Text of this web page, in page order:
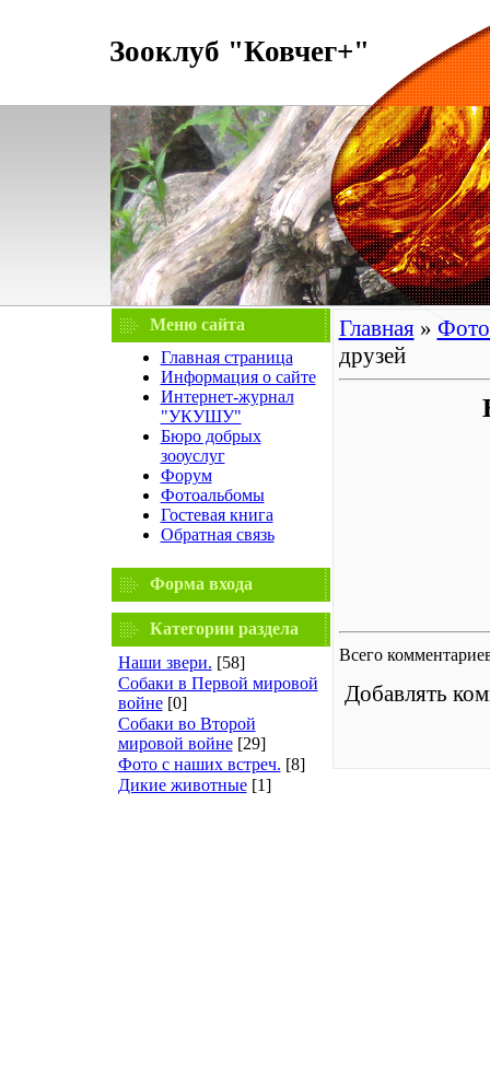
Зооклуб "Ковчег+"
Меню сайта
Главная страница
Информация о сайте
Интернет-журнал
"УКУШУ"
Бюро добрых
зооуслуг
Форум
Фотоальбомы
Гостевая книга
Обратная связь
Форма входа
Категории раздела
Наши звери. [58]
Собаки в Первой мировой
войне [0]
Собаки во Второй
мировой войне [29]
Фото с наших встреч. [8]
Дикие животные [1]
Главная»
друзей
Всего
Добавлять